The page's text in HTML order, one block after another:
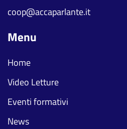
coop@accaparlante.it
Menu
Home
Video Letture
Eventi formativi
News